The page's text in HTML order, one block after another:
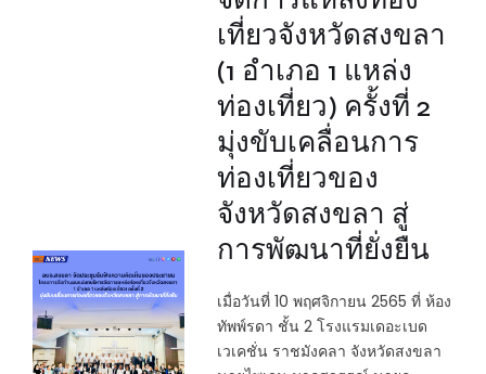
เที่ยวจังหวัดสงขลา
(1 อำเภอ 1 แหล่ง
ท่องเที่ยว) ครั้งที่ 2
มุ่งขับเคลื่อนการ
ท่องเที่ยวของ
จังหวัดสงขลา สู่
การพัฒนาที่ยั่งยืน
เมื่อวันที่ 10 พฤศจิกายน 2565 ที่ ห้อง
ทัพพ์รดา ชั้น 2 โรงแรมเดอะเบด
เวเคชั่น ราชมังคลา จังหวัดสงขลา